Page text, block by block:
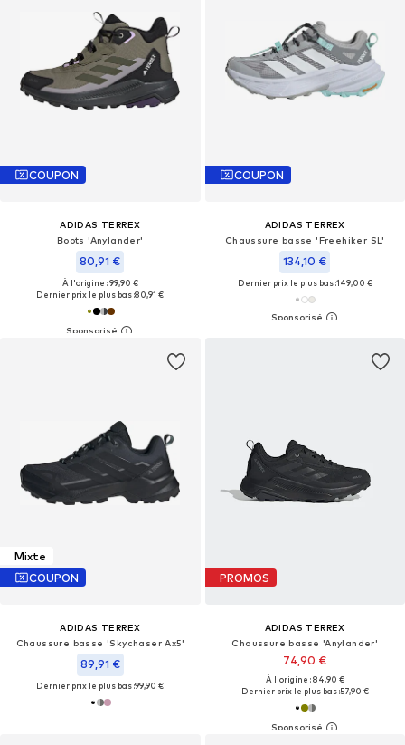
COUPON
ADIDAS TERREX
Boots 'Anylander'
80,91 €
À l'origine : 99,90 €
Dernier prix le plus bas :80,91 €
COUPON
ADIDAS TERREX
Chaussure basse 'Freehiker SL'
134,10 €
Dernier prix le plus bas :149,00 €
Mixte
COUPON
ADIDAS TERREX
Chaussure basse 'Skychaser Ax5'
89,91 €
Dernier prix le plus bas :99,90 €
PROMOS
ADIDAS TERREX
Chaussure basse 'Anylander'
74,90 €
À l'origine : 84,90 €
Dernier prix le plus bas :57,90 €